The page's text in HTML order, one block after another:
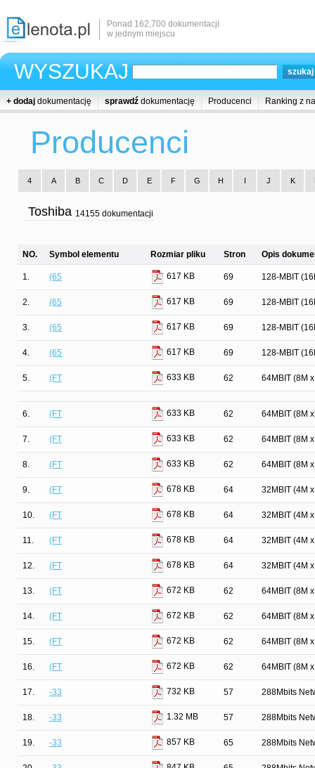
Ponad 162,700 dokumentacji
w jednym miejscu
WYSZUKAJ
+ dodaj dokumentację sprawdź dokumentację Producenci Ranking z
Producenci
4 A B C D E F G H I J K
Toshiba 14155 dokumentacji
NO. Symbol elementu Rozmiar pliku Stron Opis
1. (65 617 KB 69 128-MBIT
2. (65 617 KB 69 128-MBIT
3. (65 617 KB 69 128-MBIT
4. (65 617 KB 69 128-MBIT
5. (FT 633 KB 62 64MBIT (8M
6. (FT 633 KB 62 64MBIT (8M
7. (FT 633 KB 62 64MBIT (8M
8. (FT 633 KB 62 64MBIT (8M
9. (FT 678 KB 64 32MBIT (4M
10. (FT 678 KB 64 32MBIT (4M
11. (FT 678 KB 64 32MBIT (4M
12. (FT 678 KB 64 32MBIT (4M
13. (FT 672 KB 62 64MBIT (8M
14. (FT 672 KB 62 64MBIT (8M
15. (FT 672 KB 62 64MBIT (8M
16. (FT 672 KB 62 64MBIT (8M
17. -33 732 KB 57 288Mbits
18. -33 1.32 MB 57 288Mbits
19. -33 857 KB 65 288Mbits